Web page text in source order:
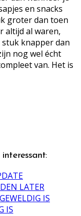
en snacks
groter dan toen
altijd al waren,
stuk knapper dan
nog wel écht
van. Het is
LATER
IS
IS